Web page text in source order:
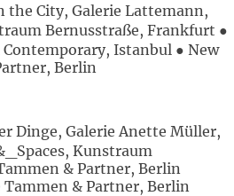
the City, Galerie Lattemann,
Bernusstraße, Frankfurt ●
Istanbul ● New
Berlin
Dinge, Galerie Anette Müller,
Kunstraum
& Partner, Berlin
& Partner, Berlin